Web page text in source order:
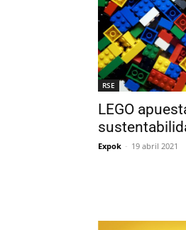
RSE
LEGO
Expok - 19 abril 2021